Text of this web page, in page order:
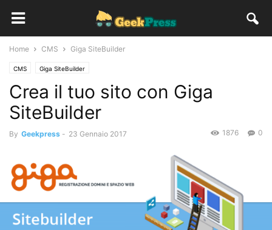
Home CMS Giga SiteBuilder
CMS Giga SiteBuilder
Crea il tuo sito con Giga
SiteBuilder
By Geekpress - 23 Gennaio 2017 0
1876